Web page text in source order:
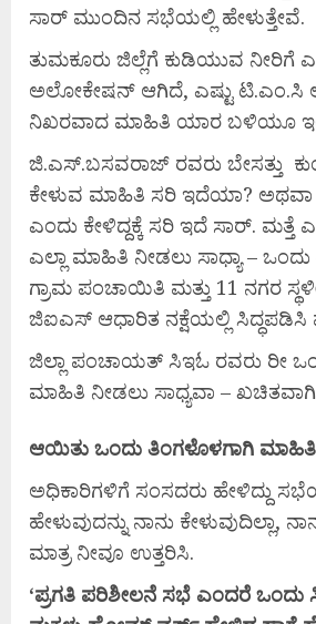
ಸಾರ್ ಮುಂದಿನ ಸಭೆಯಲ್ಲಿ ಹೇಳುತ್ತೇವೆ.
ತುಮಕೂರು ಜಿಲ್ಲೆಗೆ ಕುಡಿಯುವ ನೀರಿಗೆ
ಅಲೋಕೇಷನ್ ಆಗಿದೆ, ಎಷ್ಟು ಟಿ.ಎಂ.ಸಿ
ನಿಖರವಾದ ಮಾಹಿತಿ ಯಾರ ಬಳಿಯೂ
ಜಿ.ಎಸ್.ಬಸವರಾಜ್ ರವರು ಬೇಸತ್ತು
ಕೇಳುವ ಮಾಹಿತಿ ಸರಿ ಇದೆಯಾ? ಅಥವಾ
ಎಂದು ಕೇಳಿದ್ದಕ್ಕೆ ಸರಿ ಇದೆ ಸಾರ್. ಮತ್ತೆ
ಎಲ್ಲಾ ಮಾಹಿತಿ ನೀಡಲು ಸಾಧ್ಯಾ –
ಗ್ರಾಮ ಪಂಚಾಯಿತಿ ಮತ್ತು 11 ನಗರ
ಜಿಐಎಸ್ ಆಧಾರಿತ ನಕ್ಷೆಯಲ್ಲಿ ಸಿದ್ಧಪಡಿಸಿ
ಜಿಲ್ಲಾ ಪಂಚಾಯತ್ ಸಿಇಓ ರವರು ರೀ
ಮಾಹಿತಿ ನೀಡಲು ಸಾಧ್ಯವಾ –
ಆಯಿತು ಒಂದು ತಿಂಗಳೊಳಗಾಗಿ ಮಾಹಿತಿ
ಅಧಿಕಾರಿಗಳಿಗೆ ಸಂಸದರು ಹೇಳಿದ್ದು
ಹೇಳುವುದನ್ನು ನಾನು ಕೇಳುವುದಿಲ್ಲಾ,
ಮಾತ್ರ ನೀವೂ ಉತ್ತರಿಸಿ.
‘ಪ್ರಗತಿ ಪರಿಶೀಲನೆ ಸಭೆ ಎಂದರೆ ಒಂದು